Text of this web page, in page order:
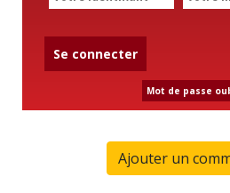
Se connecter
Mot de passe
Ajouter un